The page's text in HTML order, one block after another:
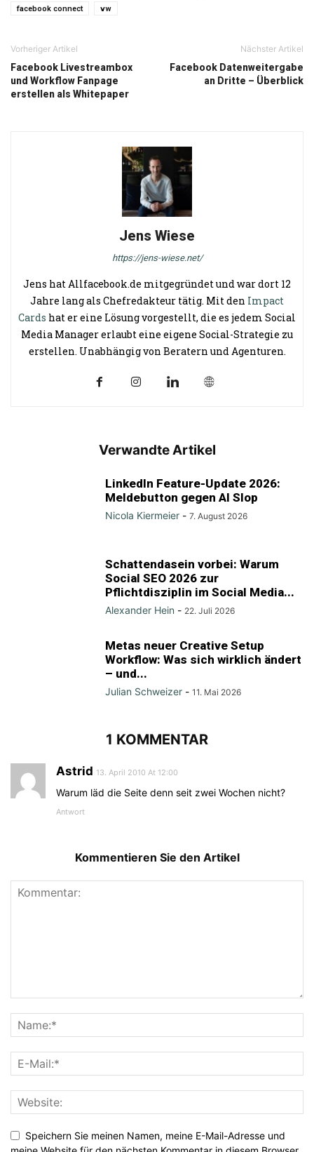
facebook connect vw
Vorheriger Artikel
Facebook Livestreambox
und Workflow Fanpage
erstellen als Whitepaper
Nächster Artikel
Facebook Datenweitergabe
an Dritte – Überblick
Jens Wiese
https://jens-wiese.net/
Jens hat Allfacebook.de mitgegründet und war dort 12
Jahre lang als Chefredakteur tätig. Mit den Impact
Cards hat er eine Lösung vorgestellt, die es jedem Social
Media Manager erlaubt eine eigene Social-Strategie zu
erstellen. Unabhängig von Beratern und Agenturen.
Verwandte Artikel
LinkedIn Feature-Update 2026:
Meldebutton gegen AI Slop
Nicola Kiermeier - 7. August 2026
Schattendasein vorbei: Warum
Social SEO 2026 zur
Pflichtdisziplin im Social Media...
Alexander Hein - 22. Juli 2026
Metas neuer Creative Setup
Workflow: Was sich wirklich ändert
– und...
Julian Schweizer - 11. Mai 2026
1 KOMMENTAR
Astrid 13. April 2010 At 12:00
Warum läd die Seite denn seit zwei Wochen nicht?
Antwort
Kommentieren Sie den Artikel
Speichern Sie meinen Namen, meine E-Mail-Adresse und